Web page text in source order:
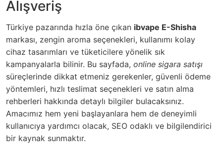
Alışveriş
Türkiye pazarında hızla öne çıkan ibvape E-Shisha
markası, zengin aroma seçenekleri, kullanımı kolay
cihaz tasarımları ve tüketicilere yönelik sık
kampanyalarla bilinir. Bu sayfada, online sigara satışı
süreçlerinde dikkat etmeniz gerekenler, güvenli ödeme
yöntemleri, hızlı teslimat seçenekleri ve satın alma
rehberleri hakkında detaylı bilgiler bulacaksınız.
Amacımız hem yeni başlayanlara hem de deneyimli
kullanıcıya yardımcı olacak, SEO odaklı ve bilgilendirici
bir kaynak sunmaktır.